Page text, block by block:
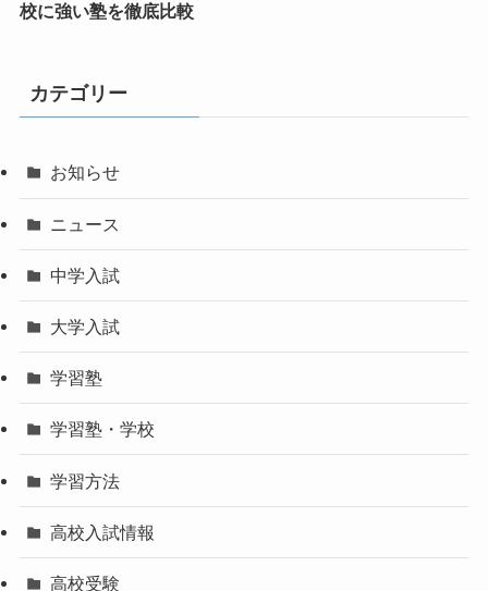
校に強い塾を徹底比較
カテゴリー
お知らせ
ニュース
中学入試
大学入試
学習塾
学習塾・学校
学習方法
高校入試情報
高校受験